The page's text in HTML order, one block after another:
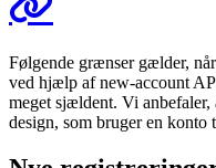
Følgende grænser gælder,
ved hjælp af new-account
meget sjældent. Vi anbefaler,
design, som bruger en konto